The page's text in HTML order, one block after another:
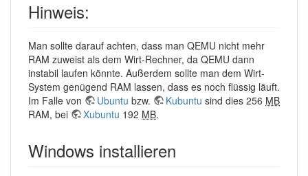
Hinweis:
Man sollte darauf achten, dass man QEMU nicht mehr
RAM zuweist als dem Wirt-Rechner, da QEMU dann
instabil laufen könnte. Außerdem sollte man dem Wirt-
System genügend RAM lassen, dass es noch flüssig läuft.
Im Falle von
Ubuntu bzw. Kubuntu sind dies 256 MB
RAM, bei
Xubuntu 192 MB.
Windows installieren